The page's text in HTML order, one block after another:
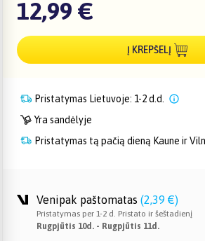
12,99 €
Į KREPŠELĮ
Pristatymas Lietuvoje: 1-2 d.d.
Yra sandėlyje
Pristatymas tą pačią dieną Kaune ir
Venipak paštomatas (2,39 €)
Pristatymas per 1-2 d. Pristato ir šeštadienį
Rugpjūtis 10d. - Rugpjūtis 11d.